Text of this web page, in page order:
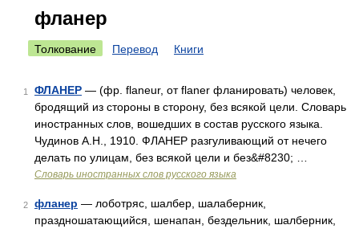
фланер
Толкование Перевод Книги
1 ФЛАНЕР — (фр. flaneur, от flaner фланировать) человек,
бродящий из стороны в сторону, без всякой цели. Словарь
иностранных слов, вошедших в состав русского языка.
Чудинов А.Н., 1910. ФЛАНЕР разгуливающий от нечего
делать по улицам, без всякой цели и без&#8230; …
Словарь иностранных слов русского языка
2 фланер — лоботряс, шалбер, шалаберник,
праздношатающийся, шенапан, бездельник, шалберник,